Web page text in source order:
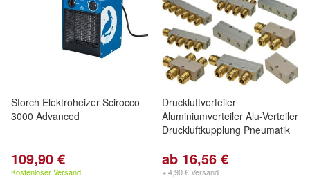
Storch Elektroheizer Scirocco
3000 Advanced
109,90 €
Kostenloser Versand
Druckluftverteiler
Aluminiumverteiler Alu-Verteiler
Druckluftkupplung Pneumatik
ab 16,56 €
+ 4,90 € Versand